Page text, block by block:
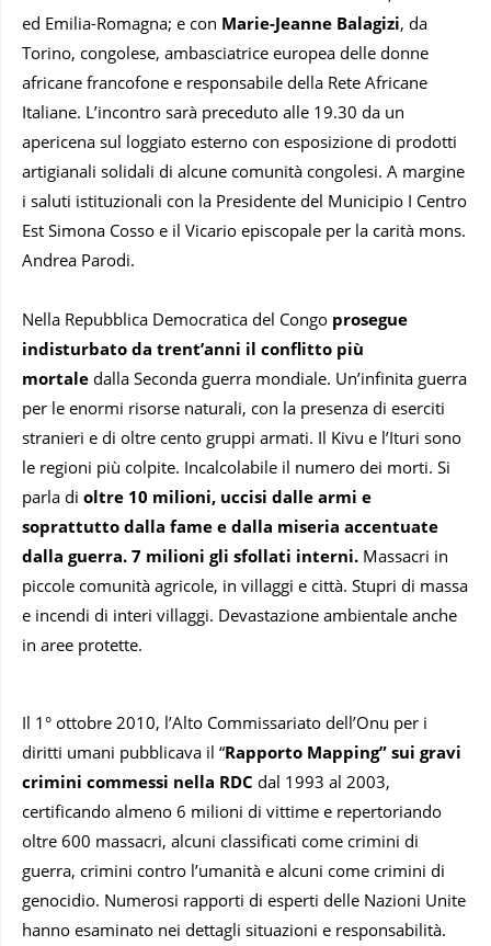
ed Emilia-Romagna; e con Marie-Jeanne Balagizi, da
Torino, congolese, ambasciatrice europea delle donne
africane francofone e responsabile della Rete Africane
Italiane. L’incontro sarà preceduto alle 19.30 da un
apericena sul loggiato esterno con esposizione di prodotti
artigianali solidali di alcune comunità congolesi. A margine
i saluti istituzionali con la Presidente del Municipio I Centro
Est Simona Cosso e il Vicario episcopale per la carità mons.
Andrea Parodi.
Nella Repubblica Democratica del Congo prosegue
indisturbato da trent’anni il conflitto più
mortale dalla Seconda guerra mondiale. Un’infinita guerra
per le enormi risorse naturali, con la presenza di eserciti
stranieri e di oltre cento gruppi armati. Il Kivu e l’Ituri sono
le regioni più colpite. Incalcolabile il numero dei morti. Si
parla di oltre 10 milioni, uccisi dalle armi e
soprattutto dalla fame e dalla miseria accentuate
dalla guerra. 7 milioni gli sfollati interni. Massacri in
piccole comunità agricole, in villaggi e città. Stupri di massa
e incendi di interi villaggi. Devastazione ambientale anche
in aree protette.
Il 1° ottobre 2010, l’Alto Commissariato dell’Onu per i
diritti umani pubblicava il “Rapporto Mapping” sui gravi
crimini commessi nella RDC dal 1993 al 2003,
certificando almeno 6 milioni di vittime e repertoriando
oltre 600 massacri, alcuni classificati come crimini di
guerra, crimini contro l’umanità e alcuni come crimini di
genocidio. Numerosi rapporti di esperti delle Nazioni Unite
hanno esaminato nei dettagli situazioni e responsabilità.